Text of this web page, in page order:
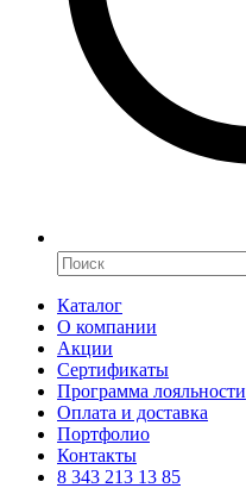
Каталог
О компании
Акции
Сертификаты
Программа лояльности
Оплата и доставка
Портфолио
Контакты
8 343 213 13 85